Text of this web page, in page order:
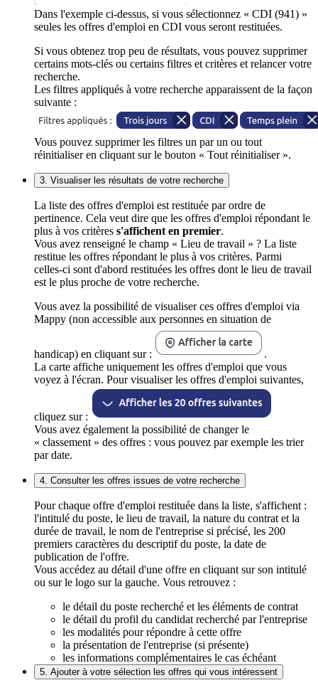
Dans l'exemple ci-dessus, si vous sélectionnez « CDI (941) »
seules les offres d'emploi en CDI vous seront restituées.
Si vous obtenez trop peu de résultats, vous pouvez supprimer
certains mots-clés ou certains filtres et critères et relancer votre
recherche.
Les filtres appliqués à votre recherche apparaissent de la façon
suivante :
Vous pouvez supprimer les filtres un par un ou tout
réinitialiser en cliquant sur le bouton « Tout réinitialiser ».
3. Visualiser les résultats de votre recherche
La liste des offres d'emploi est restituée par ordre de
pertinence. Cela veut dire que les offres d'emploi répondant le
plus à vos critères s'affichent en premier.
Vous avez renseigné le champ « Lieu de travail » ? La liste
restitue les offres répondant le plus à vos critères. Parmi
celles-ci sont d'abord restituées les offres dont le lieu de travail
est le plus proche de votre recherche.
Vous avez la possibilité de visualiser ces offres d'emploi via
Mappy (non accessible aux personnes en situation de
handicap) en cliquant sur :
.
La carte affiche uniquement les offres d'emploi que vous
voyez à l'écran. Pour visualiser les offres d'emploi suivantes,
cliquez sur :
Vous avez également la possibilité de changer le
« classement » des offres : vous pouvez par exemple les trier
par date.
4. Consulter les offres issues de votre recherche
Pour chaque offre d'emploi restituée dans la liste, s'affichent :
l'intitulé du poste, le lieu de travail, la nature du contrat et la
durée de travail, le nom de l'entreprise si précisé, les 200
premiers caractères du descriptif du poste, la date de
publication de l'offre.
Vous accédez au détail d'une offre en cliquant sur son intitulé
ou sur le logo sur la gauche. Vous retrouvez :
le détail du poste recherché et les éléments de contrat
le détail du profil du candidat recherché par l'entreprise
les modalités pour répondre à cette offre
la présentation de l'entreprise (si présente)
les informations complémentaires le cas échéant
5. Ajouter à votre sélection les offres qui vous intéressent